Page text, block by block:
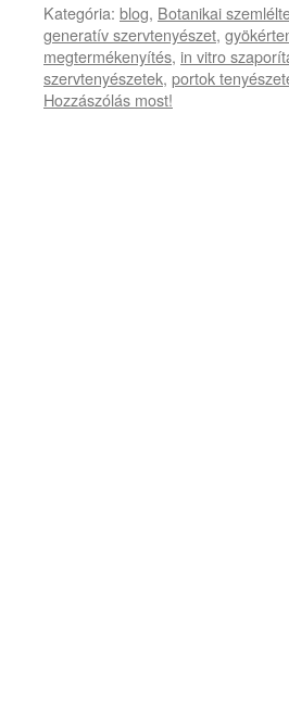
Kategória: blog, Botanikai
generatív szervtenyészet,
megtermékenyítés, in vitro
szervtenyészetek, portok
Hozzászólás most!